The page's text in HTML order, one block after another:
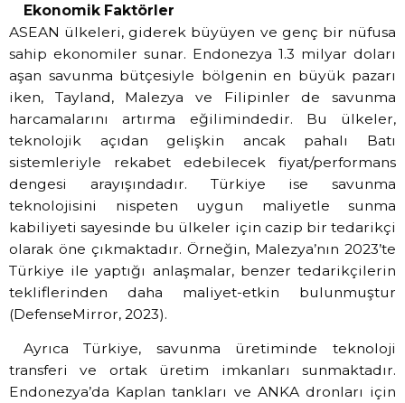
Ekonomik Faktörler
ASEAN ülkeleri, giderek büyüyen ve genç bir nüfusa
sahip ekonomiler sunar. Endonezya 1.3 milyar doları
aşan savunma bütçesiyle bölgenin en büyük pazarı
iken, Tayland, Malezya ve Filipinler de savunma
harcamalarını artırma eğilimindedir. Bu ülkeler,
teknolojik açıdan gelişkin ancak pahalı Batı
sistemleriyle rekabet edebilecek fiyat/performans
dengesi arayışındadır. Türkiye ise savunma
teknolojisini nispeten uygun maliyetle sunma
kabiliyeti sayesinde bu ülkeler için cazip bir tedarikçi
olarak öne çıkmaktadır. Örneğin, Malezya’nın 2023’te
Türkiye ile yaptığı anlaşmalar, benzer tedarikçilerin
tekliflerinden daha maliyet-etkin bulunmuştur
(DefenseMirror, 2023).
Ayrıca Türkiye, savunma üretiminde teknoloji
transferi ve ortak üretim imkanları sunmaktadır.
Endonezya’da Kaplan tankları ve ANKA dronları için